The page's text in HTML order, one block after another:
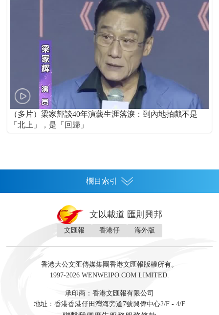
（多片）梁家輝談40年演藝生涯落淚：到內地拍戲不是
「北上」，是「回歸」
欄目索引
灣區人
財經 地產 投資 財評 數字經濟
訪談 直播 經湋論
藝術 文學
文以載道 匯則興邦
文匯報 香港仔 海外版
香港大公文匯傳媒集團香港文匯報版權所有。
1997-2026 WENWEIPO.COM LIMITED.
承印商：香港文匯報有限公司
地址：香港香港仔田灣海旁道7號興偉中心2/F - 4/F